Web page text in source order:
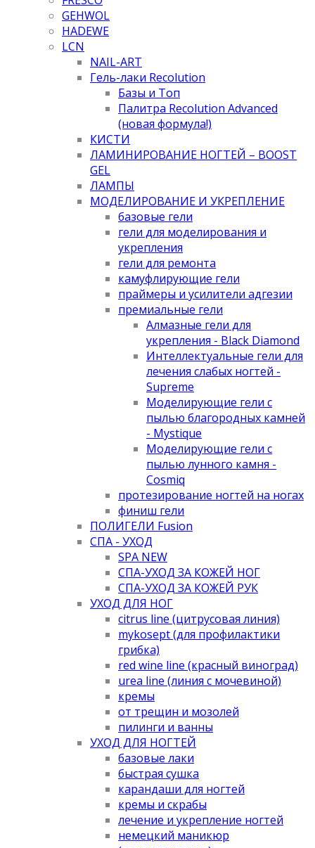
GEHWOL
HADEWE
LCN
NAIL-ART
Гель-лаки Recolution
Базы и Топ
Палитра Recolution Advanced
(новая формула!)
КИСТИ
ЛАМИНИРОВАНИЕ НОГТЕЙ – BOOST
GEL
ЛАМПЫ
МОДЕЛИРОВАНИЕ И УКРЕПЛЕНИЕ
базовые гели
гели для моделирования и
укрепления
гели для ремонта
камуфлирующие гели
праймеры и усилители адгезии
премиальные гели
Алмазные гели для
укрепления - Black Diamond
Интеллектуальные гели для
лечения слабых ногтей -
Supreme
Моделирующие гели с
пылью благородных камней
- Mystique
Моделирующие гели с
пылью лунного камня -
Cosmiq
протезирование ногтей на ногах
финиш гели
ПОЛИГЕЛИ Fusion
СПА - УХОД
SPA NEW
СПА-УХОД ЗА КОЖЕЙ НОГ
СПА-УХОД ЗА КОЖЕЙ РУК
УХОД ДЛЯ НОГ
citrus line (цитрусовая линия)
mykosept (для профилактики
грибка)
red wine line (красный виноград)
urea line (линия с мочевиной)
кремы
от трещин и мозолей
пилинги и ванны
УХОД ДЛЯ НОГТЕЙ
базовые лаки
быстрая сушка
карандаши для ногтей
кремы и скрабы
лечение и укрепление ногтей
немецкий маникюр